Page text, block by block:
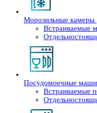
Морозильные камеры
Встраиваемые
Посудомоечные
Встраиваемые